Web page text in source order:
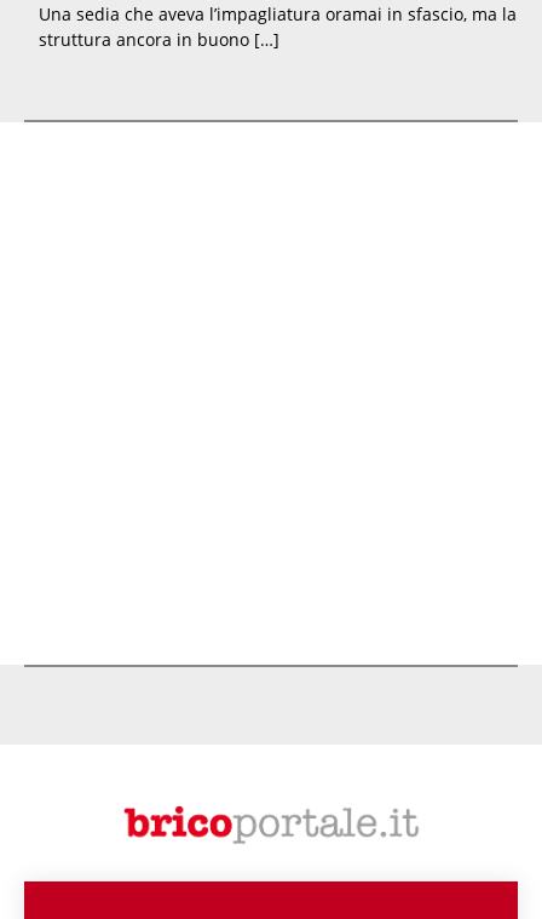
Una sedia che aveva l’impagliatura oramai in sfascio, ma la
struttura ancora in buono […]